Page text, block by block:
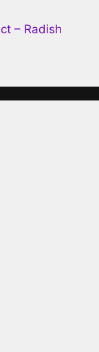
– Radish